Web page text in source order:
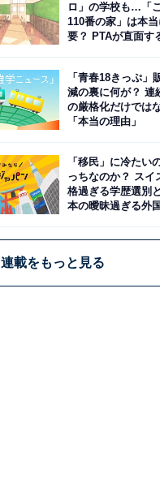
ロ」の学校も…「
110番の家」は本
要？ PTAが直面す
「青春18きっぷ」
減の裏に何が？ 連
の厳格化だけでは
「本当の理由」
「移民」に冷たい
っちなのか？ スイ
格過ぎる学歴選別
本の曖昧過ぎる外
連載をもっと見る